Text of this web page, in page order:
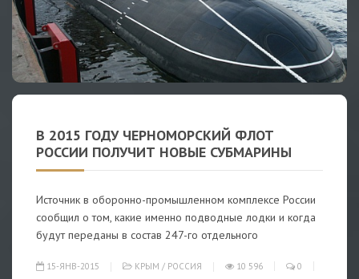
В 2015 ГОДУ ЧЕРНОМОРСКИЙ ФЛОТ
РОССИИ ПОЛУЧИТ НОВЫЕ СУБМАРИНЫ
Источник в оборонно-промышленном комплексе России
сообщил о том, какие именно подводные лодки и когда
будут переданы в состав 247-го отдельного
15-ЯНВ-2015 КРЫМ / РОССИЯ 10 596 0